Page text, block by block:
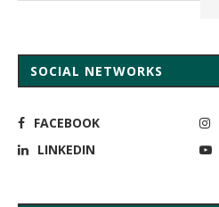
SOCIAL NETWORKS
FACEBOOK
LINKEDIN